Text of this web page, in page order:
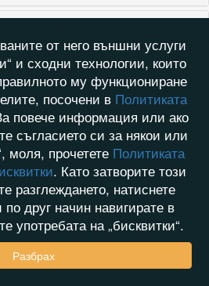
от него външни услуги
и сходни технологии, които
му функциониране
посочени в Политиката
повече информация или ако
съгласието си за някои или
моля, прочетете Политиката
. Като затворите този
разглеждането, натиснете
друг начин навигирате в
употребата на „бисквитки“.
Разбрах